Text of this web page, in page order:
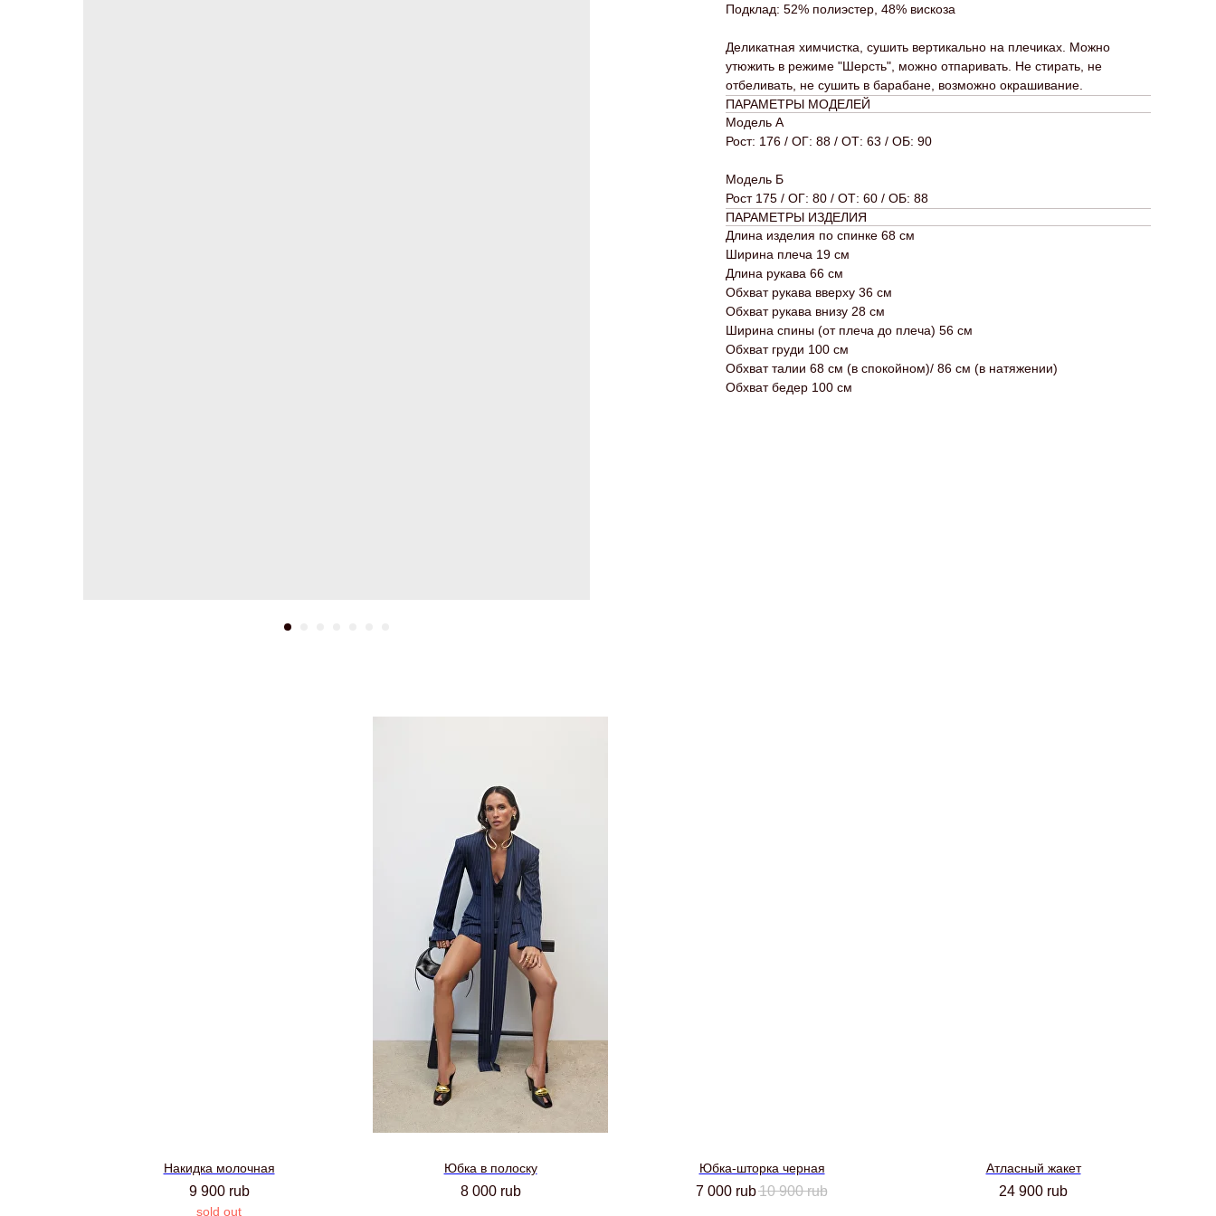
Подклад: 52% полиэстер, 48% вискоза
Деликатная химчистка, сушить вертикально на плечиках. Можно
утюжить в режиме "Шерсть", можно отпаривать. Не стирать, не
отбеливать, не сушить в барабане, возможно окрашивание.
ПАРАМЕТРЫ МОДЕЛЕЙ
Модель А
Рост: 176 / ОГ: 88 / ОТ: 63 / ОБ: 90
Модель Б
Рост 175 / ОГ: 80 / ОТ: 60 / ОБ: 88
ПАРАМЕТРЫ ИЗДЕЛИЯ
Длина изделия по спинке 68 см
Ширина плеча 19 см
Длина рукава 66 см
Обхват рукава вверху 36 см
Обхват рукава внизу 28 см
Ширина спины (от плеча до плеча) 56 см
⁠Обхват груди 100 см
Обхват талии 68 см (в спокойном)/ 86 см (в натяжении)
Обхват бедер 100 см
Накидка молочная
9 900 rub
Юбка в полоску
8 000 rub
Юбка-шторка черная
7 000 rub10 900 rub
Атласный жакет
24 900 rub